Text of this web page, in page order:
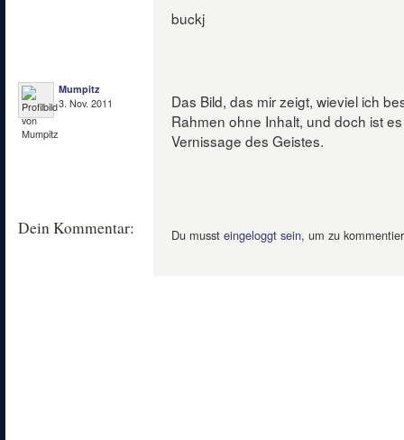
buckj
Mumpitz
3. Nov. 2011
Das Bild, das mir zeigt, wieviel ich
Rahmen ohne Inhalt, und doch ist
Vernissage des Geistes.
Dein Kommentar: Du musst eingeloggt sein, um zu